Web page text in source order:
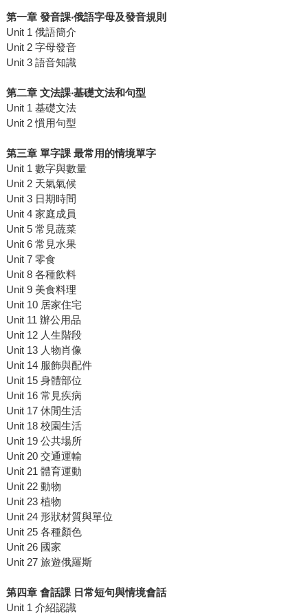
第一章 發音課‧俄語字母及發音規則
Unit 1 俄語簡介
Unit 2 字母發音
Unit 3 語音知識
第二章 文法課‧基礎文法和句型
Unit 1 基礎文法
Unit 2 慣用句型
第三章 單字課 最常用的情境單字
Unit 1 數字與數量
Unit 2 天氣氣候
Unit 3 日期時間
Unit 4 家庭成員
Unit 5 常見蔬菜
Unit 6 常見水果
Unit 7 零食
Unit 8 各種飲料
Unit 9 美食料理
Unit 10 居家住宅
Unit 11 辦公用品
Unit 12 人生階段
Unit 13 人物肖像
Unit 14 服飾與配件
Unit 15 身體部位
Unit 16 常見疾病
Unit 17 休閒生活
Unit 18 校園生活
Unit 19 公共場所
Unit 20 交通運輸
Unit 21 體育運動
Unit 22 動物
Unit 23 植物
Unit 24 形狀材質與單位
Unit 25 各種顏色
Unit 26 國家
Unit 27 旅遊俄羅斯
第四章 會話課 日常短句與情境會話
Unit 1 介紹認識